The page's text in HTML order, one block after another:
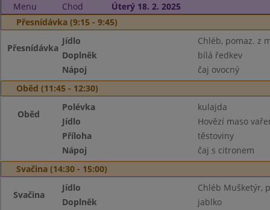
Menu
Chod
Úterý 18. 2. 2025
Přesnídávka (9:15 - 9:45)
Přesnídávka
Jídlo
Chléb, pomaz. z
Doplněk
bílá ředkev
Nápoj
čaj ovocný
Oběd (11:45 - 12:30)
Oběd
Polévka
kulajda
Jídlo
Hovězí maso
Příloha
těstoviny
Nápoj
čaj s citronem
Svačina (14:30 - 15:00)
Svačina
Jídlo
Chléb Mušketýr,
Doplněk
jablko